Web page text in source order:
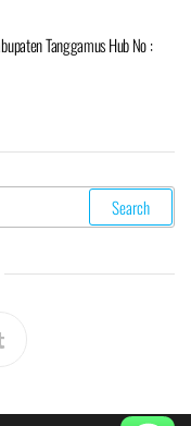
Tanggamus Hub No :